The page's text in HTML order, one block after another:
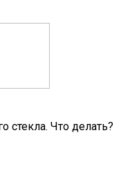
стекла. Что делать?